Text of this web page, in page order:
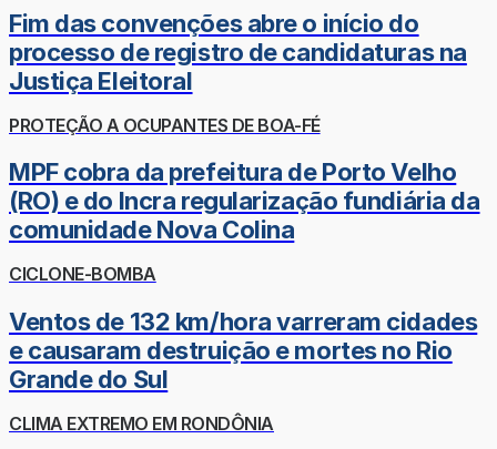
Fim das convenções abre o início do
processo de registro de candidaturas na
Justiça Eleitoral
PROTEÇÃO A OCUPANTES DE BOA-FÉ
MPF cobra da prefeitura de Porto Velho
(RO) e do Incra regularização fundiária da
comunidade Nova Colina
CICLONE-BOMBA
Ventos de 132 km/hora varreram cidades
e causaram destruição e mortes no Rio
Grande do Sul
CLIMA EXTREMO EM RONDÔNIA